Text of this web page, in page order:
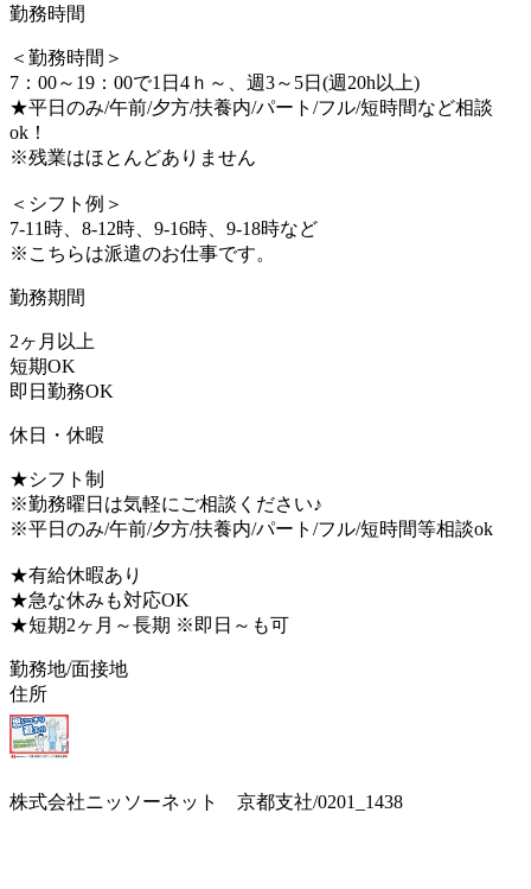
勤務時間
＜勤務時間＞
7：00～19：00で1日4ｈ～、週3～5日(週20h以上)
★平日のみ/午前/夕方/扶養内/パート/フル/短時間など相談
ok！
※残業はほとんどありません
＜シフト例＞
7-11時、8-12時、9-16時、9-18時など
※こちらは派遣のお仕事です。
勤務期間
2ヶ月以上
短期OK
即日勤務OK
休日・休暇
★シフト制
※勤務曜日は気軽にご相談ください♪
※平日のみ/午前/夕方/扶養内/パート/フル/短時間等相談ok
★有給休暇あり
★急な休みも対応OK
★短期2ヶ月～長期 ※即日～も可
勤務地/面接地
住所
株式会社ニッソーネット 京都支社/0201_1438